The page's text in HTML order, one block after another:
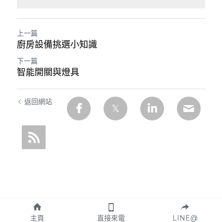
上一篇
廚房設備挑選小知識
下一篇
智能開關與燈具
返回網站
主頁 直接來電 LINE@